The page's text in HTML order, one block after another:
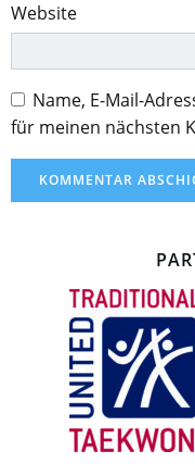
Website
Name, E-Mail-
für meinen nächsten